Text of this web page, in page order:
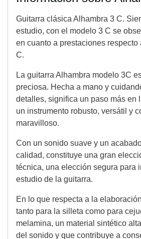
Guitarra clásica Alhambra 3 C.
estudio, con el modelo 3 C se
en cuanto a prestaciones respecto
C.
La guitarra Alhambra modelo 3C
preciosa. Hecha a mano y
detalles, significa un paso más en
un instrumento robusto, versátil y
maravilloso.
Con un sonido suave y un
calidad, constituye una gran
técnica, una elección segura para
estudio de la guitarra.
En lo que respecta a la
tanto para la silleta como para
melamina, un material sintético
del sonido y que contribuye a